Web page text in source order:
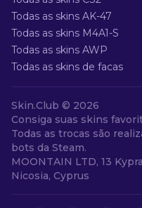
Todas as skins AK-47
Todas as skins M4A1-S
Todas as skins AWP
Todas as skins de facas
Skin.Club © 2026
Consiga suas skins
Todas as trocas são
bots da Steam.
MOONTAIN LTD, 13
Nicosia, Cyprus